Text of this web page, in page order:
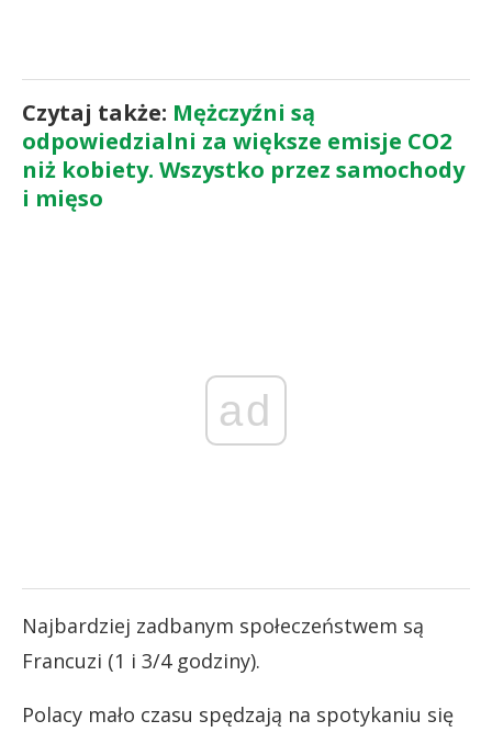
Czytaj także: Mężczyźni są
odpowiedzialni za większe emisje CO2
niż kobiety. Wszystko przez samochody
i mięso
ad
Najbardziej zadbanym społeczeństwem są
Francuzi (1 i 3/4 godziny).
Polacy mało czasu spędzają na spotykaniu się